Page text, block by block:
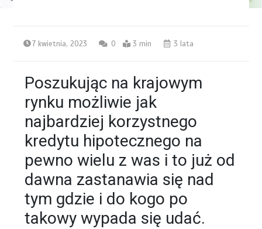
7 kwietnia, 2023 0 3 min 3 lata
Poszukując na krajowym
rynku możliwie jak
najbardziej korzystnego
kredytu hipotecznego na
pewno wielu z was i to już od
dawna zastanawia się nad
tym gdzie i do kogo po
takowy wypada się udać.